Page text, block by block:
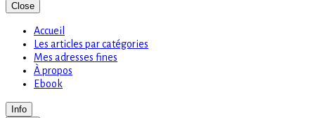
Close
Accueil
Les articles par catégories
Mes adresses fines
À propos
Ebook
Info